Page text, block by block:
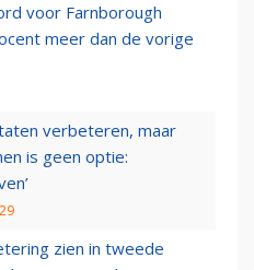
voor Farnborough
meer dan de vorige
verbeteren, maar
is geen optie:
zien in tweede